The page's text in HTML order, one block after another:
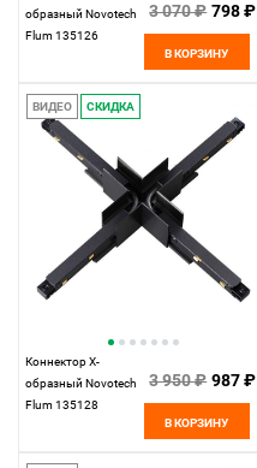
образный Novotech
Flum 135126
3 070 ₽ 798 ₽
В КОРЗИНУ
ВИДЕО СКИДКА
Коннектор X-
образный Novotech
Flum 135128
3 950 ₽ 987 ₽
В КОРЗИНУ